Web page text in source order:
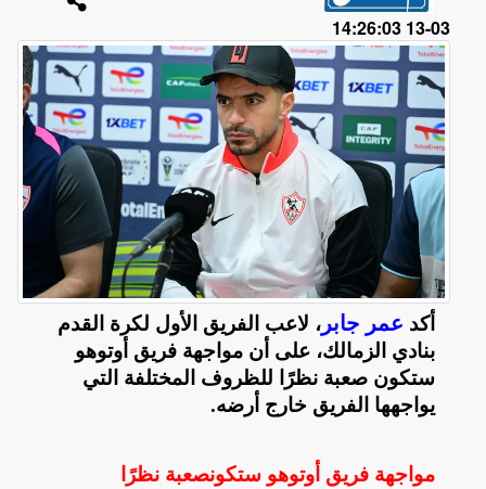
03-13 14:26:03
أكد عمر جابر، لاعب الفريق الأول لكرة القدم
بنادي الزمالك، على أن مواجهة فريق أوتوهو
ستكون صعبة نظرًا للظروف المختلفة التي
يواجهها الفريق خارج أرضه.
مواجهة فريق أوتوهو ستكونصعبة نظرًا